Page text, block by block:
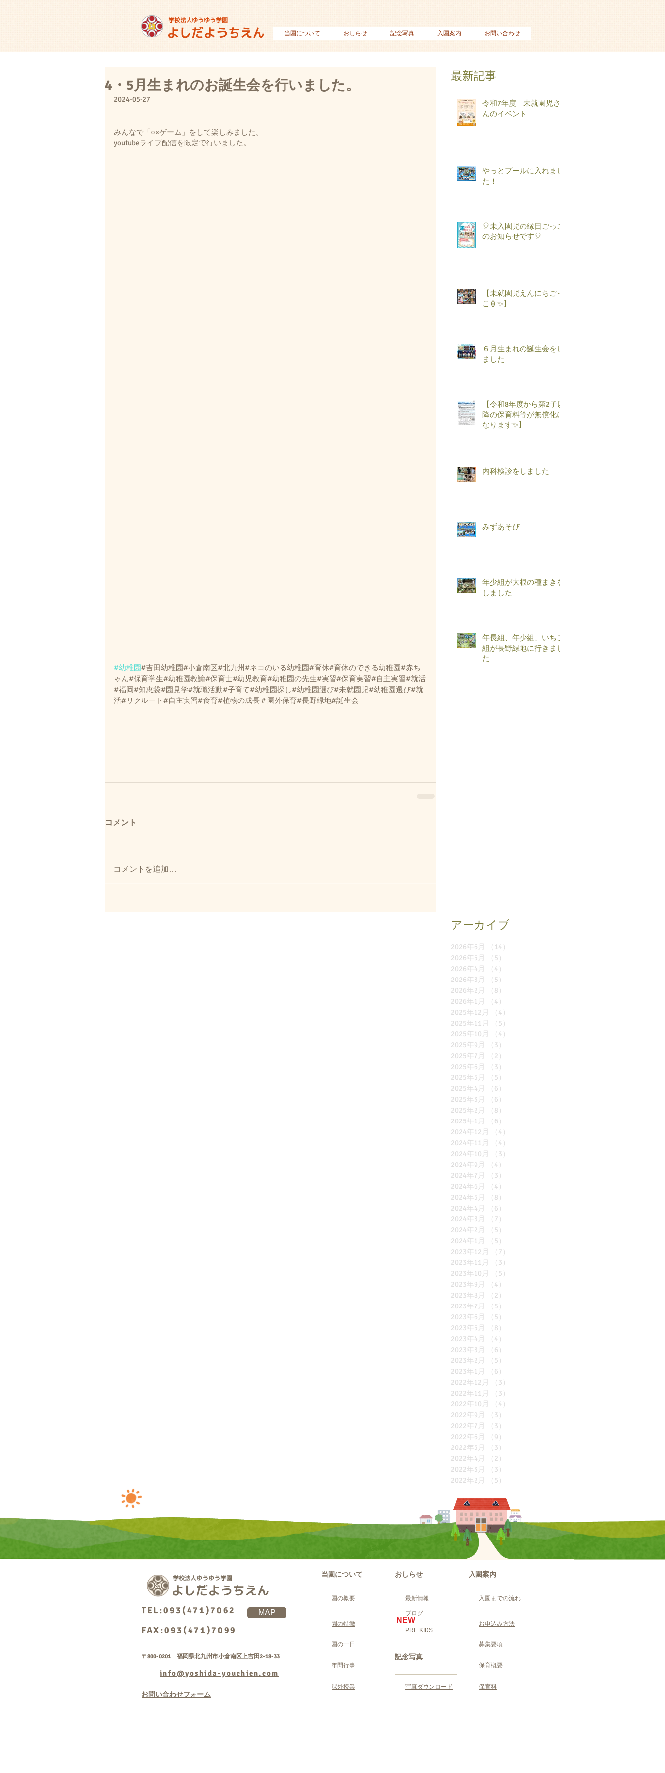
当園について おしらせ 記念写真 入園案内 お問い合わせ
4・5月生まれのお誕生会を行いました。
2024-05-27
みんなで「○×ゲーム」をして楽しみました。
youtubeライブ配信を限定で行いました。
#幼稚園#吉田幼稚園#小倉南区#北九州#ネコのいる幼稚園#育休#育休のできる幼稚園#赤ち
ゃん#保育学生#幼稚園教諭#保育士#幼児教育#幼稚園の先生#実習#保育実習#自主実習#就活
#福岡#知恵袋#園見学#就職活動#子育て#幼稚園探し#幼稚園選び#未就園児#幼稚園選び#就
活#リクルート#自主実習#食育#植物の成長＃園外保育#長野緑地#誕生会
コメント
コメントを追加…
最新記事
令和7年度 未就園児さ
んのイベント
やっとプールに入れまし
た！
🎈未入園児の縁日ごっこ
のお知らせです🎈
【未就園児えんにちごっ
こ🏮✨】
６月生まれの誕生会をし
ました
【令和8年度から第2子以
降の保育料等が無償化に
なります✨】
内科検診をしました
みずあそび
年少組が大根の種まきを
しました
年長組、年少組、いちご
組が長野緑地に行きまし
た
アーカイブ
2026年6月 （14）
2026年5月
（5）
2026年4月
（4）
2026年3月
（5）
2026年2月
（8）
2026年1月
（4）
2025年12月
（4）
2025年11月
（5）
2025年10月
（4）
2025年9月
（3）
2025年7月
（2）
2025年6月
（3）
2025年5月
（5）
2025年4月
（6）
2025年3月
（6）
2025年2月
（8）
2025年1月
（6）
2024年12月
（4）
2024年11月
（4）
2024年10月
（3）
2024年9月
（4）
2024年7月
（3）
2024年6月
（4）
2024年5月
（8）
2024年4月
（6）
2024年3月
（7）
2024年2月
（5）
2024年1月
（5）
2023年12月
（7）
2023年11月
（3）
2023年10月
（5）
2023年9月
（4）
2023年8月
（2）
2023年7月
（5）
2023年6月
（5）
2023年5月
（8）
2023年4月
（4）
2023年3月
（6）
2023年2月
（5）
2023年1月
（6）
2022年12月
（3）
2022年11月
（3）
2022年10月
（4）
2022年9月
（3）
2022年7月
（3）
2022年6月
（9）
2022年5月
（3）
2022年4月
（2）
2022年3月
（3）
2022年2月
（5）
TEL:093(471)7062
FAX:093(471)7099
MAP
〒800-0201 福岡県北九州市小倉南区上吉田2-18-33
info@yoshida-youchien.com
お問い合わせフォーム
当園について
園の概要
園の特徴
園の一日
年間行事
おしらせ
最新情報
ブログ
記念写真
入園案内
入園までの流れ
お申込み方法
募集要項
保育概要
課外授業 写真ダウンロード 保育料
PRE KIDS
NEW